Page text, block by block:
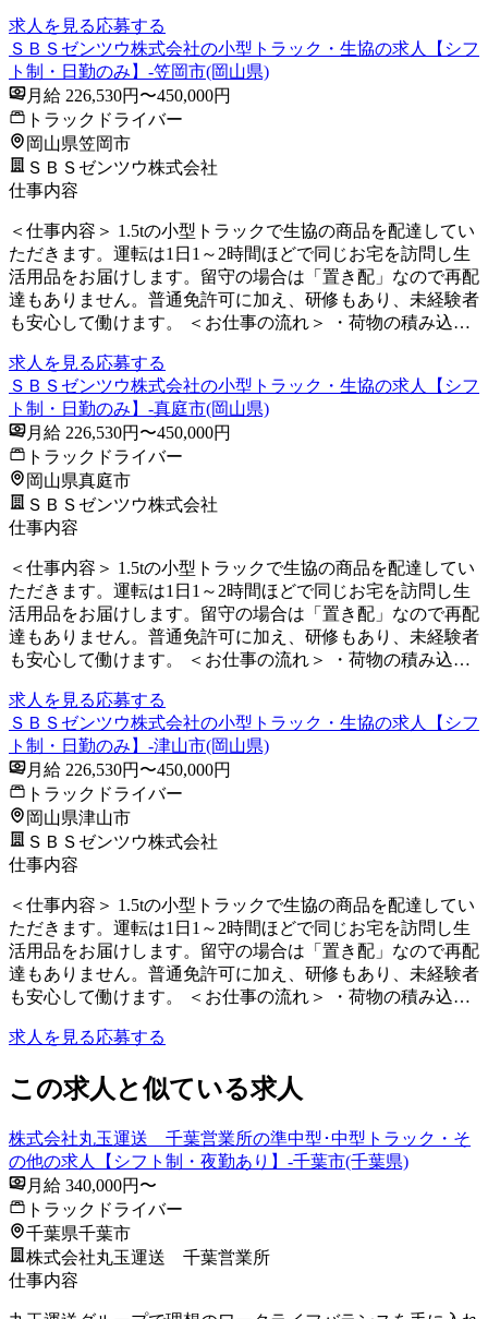
求人を見る応募する
ＳＢＳゼンツウ株式会社の小型トラック・生協の求人【シフ
ト制・日勤のみ】-笠岡市(岡山県)
月給 226,530円〜450,000円
トラックドライバー
岡山県笠岡市
ＳＢＳゼンツウ株式会社
仕事内容
＜仕事内容＞ 1.5tの小型トラックで生協の商品を配達してい
ただきます。運転は1日1～2時間ほどで同じお宅を訪問し生
活用品をお届けします。留守の場合は「置き配」なので再配
達もありません。普通免許可に加え、研修もあり、未経験者
も安心して働けます。 ＜お仕事の流れ＞ ・荷物の積み込…
求人を見る応募する
ＳＢＳゼンツウ株式会社の小型トラック・生協の求人【シフ
ト制・日勤のみ】-真庭市(岡山県)
月給 226,530円〜450,000円
トラックドライバー
岡山県真庭市
ＳＢＳゼンツウ株式会社
仕事内容
＜仕事内容＞ 1.5tの小型トラックで生協の商品を配達してい
ただきます。運転は1日1～2時間ほどで同じお宅を訪問し生
活用品をお届けします。留守の場合は「置き配」なので再配
達もありません。普通免許可に加え、研修もあり、未経験者
も安心して働けます。 ＜お仕事の流れ＞ ・荷物の積み込…
求人を見る応募する
ＳＢＳゼンツウ株式会社の小型トラック・生協の求人【シフ
ト制・日勤のみ】-津山市(岡山県)
月給 226,530円〜450,000円
トラックドライバー
岡山県津山市
ＳＢＳゼンツウ株式会社
仕事内容
＜仕事内容＞ 1.5tの小型トラックで生協の商品を配達してい
ただきます。運転は1日1～2時間ほどで同じお宅を訪問し生
活用品をお届けします。留守の場合は「置き配」なので再配
達もありません。普通免許可に加え、研修もあり、未経験者
も安心して働けます。 ＜お仕事の流れ＞ ・荷物の積み込…
求人を見る応募する
この求人と似ている求人
株式会社丸玉運送 千葉営業所の準中型･中型トラック・そ
の他の求人【シフト制・夜勤あり】-千葉市(千葉県)
月給 340,000円〜
トラックドライバー
千葉県千葉市
株式会社丸玉運送 千葉営業所
仕事内容